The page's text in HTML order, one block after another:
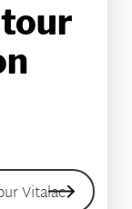
Vitalac